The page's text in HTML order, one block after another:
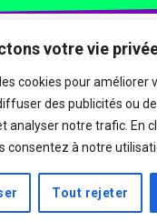
votre vie
cookies pour améliorer
des publicités ou
analyser notre trafic. En
consentez à notre
Tout rejeter